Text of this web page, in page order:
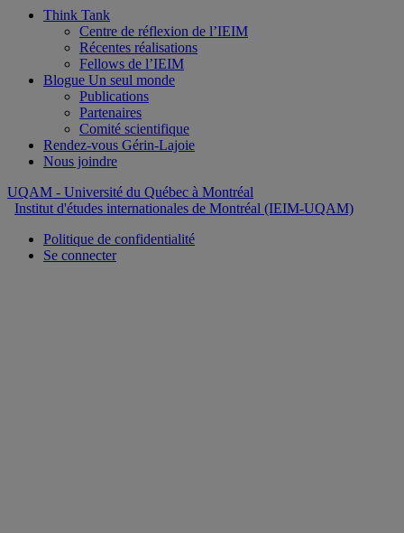
Think Tank
Centre de réflexion de l’IEIM
Récentes réalisations
Fellows de l’IEIM
Blogue Un seul monde
Publications
Partenaires
Comité scientifique
Rendez-vous Gérin-Lajoie
Nous joindre
UQAM - Université du Québec à Montréal
Institut d'études internationales de Montréal (IEIM-UQAM)
Politique de confidentialité
Se connecter